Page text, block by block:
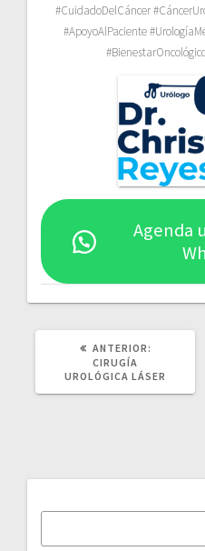
#CuidadoDelCáncer
#ApoyoAlPaciente
Agenda
ANTERIOR:
CIRUGÍA
UROLÓGICA LÁSER